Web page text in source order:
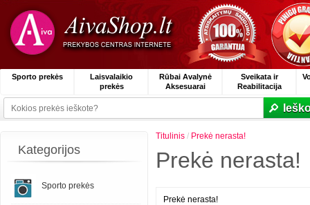
Sporto prekės
Laisvalaikio
prekės
Rūbai Avalynė
Aksesuarai
Sveikata ir
Reabilitacija
Kategorijos
Sporto prekės
Titulinis / Prekė nerasta!
Prekė nerasta!
Prekė nerasta!